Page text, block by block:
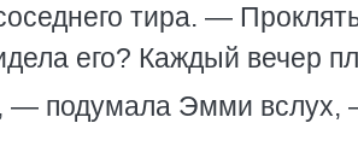
тира. —
его? Каждый вечер
подумала Эмми вслух, —